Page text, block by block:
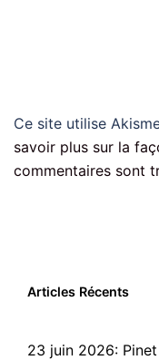
Ce site utilise
savoir plus sur la
commentaires sont
Articles Récents
23 juin 2026: